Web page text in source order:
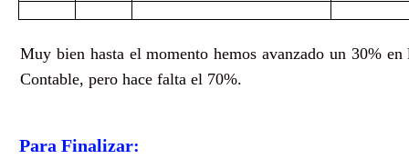
Muy bien hasta el momento hemos avanzado un 30%
Contable, pero hace falta el 70%.
Para Finalizar: